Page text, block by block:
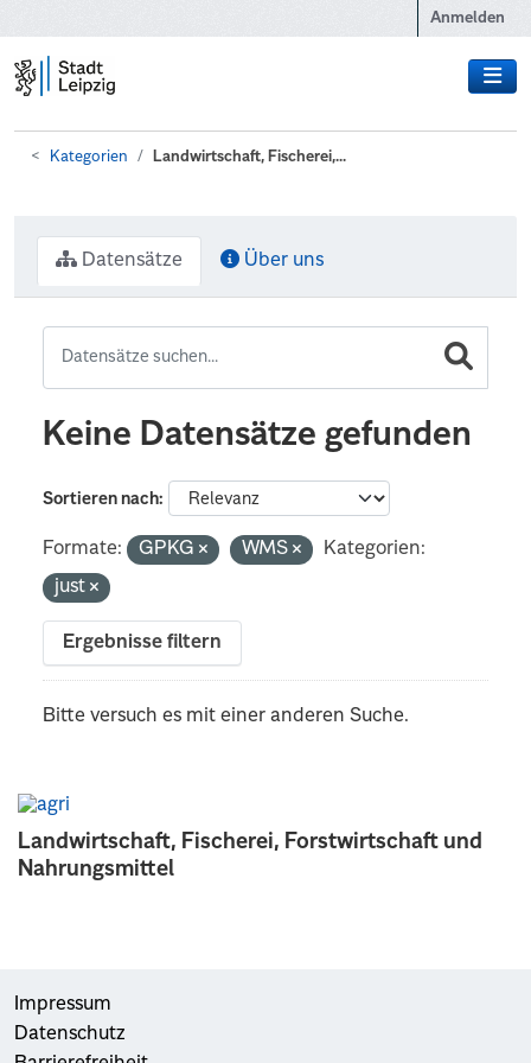
Anmelden
Kategorien Landwirtschaft, Fischerei,...
Landwirtschaft, Fischerei, Forstwirtschaft und
Nahrungsmittel
Datensätze Über uns
Keine Datensätze gefunden
Sortieren nach
Formate: GPKG WMS
Kategorien:
just
Ergebnisse filtern
Bitte versuch es mit einer anderen Suche.
Impressum
Datenschutz